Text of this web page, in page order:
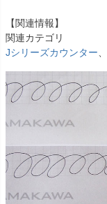
【関連情報】
関連カテゴリ
Jシリーズカウンター